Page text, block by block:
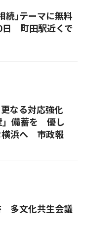
続｣テーマに無料
町田駅近くで
なる対応強化
備蓄を 優し
横浜へ 市政報
多文化共生会議